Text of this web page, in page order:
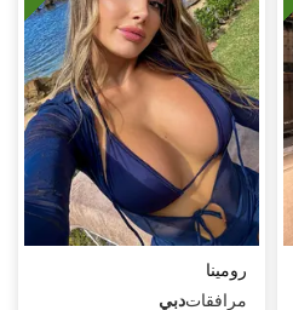
رومينا
مرافقاتدبي